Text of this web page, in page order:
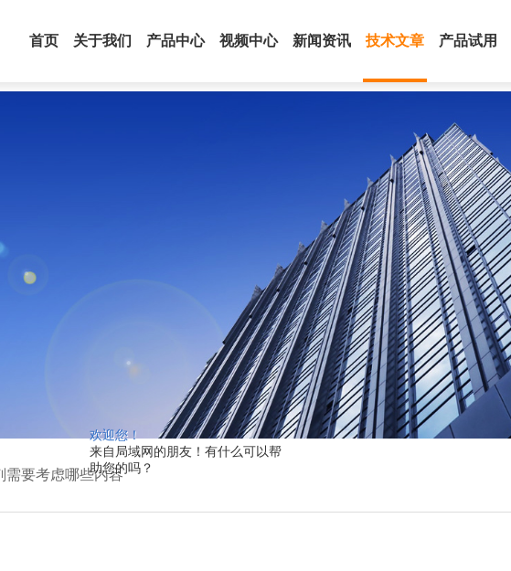
欢迎您！
来自局域网的朋友！有什么可以帮
助您的吗？
首页 关于我们 产品中心 视频中心 新闻资讯 技术文章 产品试用
需要考虑哪些内容